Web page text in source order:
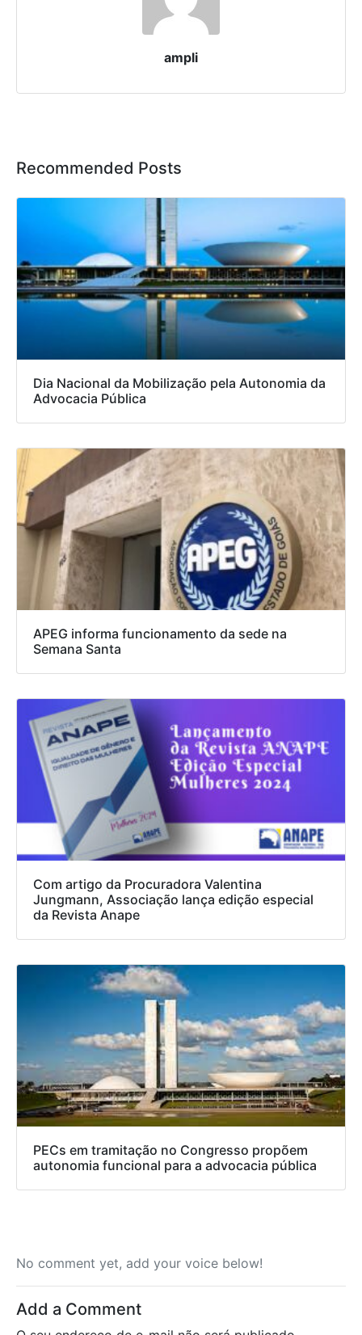
ampli
Recommended Posts
Dia Nacional da Mobilização pela Autonomia da
Advocacia Pública
APEG informa funcionamento da sede na
Semana Santa
Com artigo da Procuradora Valentina
Jungmann, Associação lança edição especial
da Revista Anape
PECs em tramitação no Congresso propõem
autonomia funcional para a advocacia pública
No comment yet, add your voice below!
Add a Comment